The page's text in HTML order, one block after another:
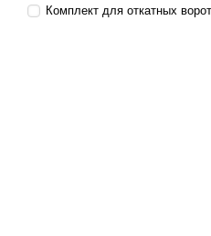
Комплект для откатных ворот